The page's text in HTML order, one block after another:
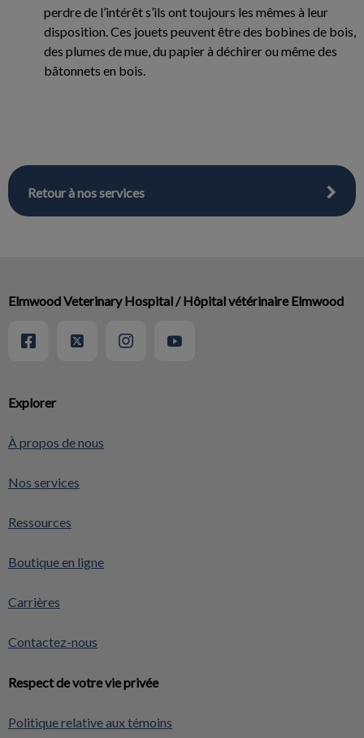
perdre de l’intérêt s’ils ont toujours les mêmes à leur
disposition. Ces jouets peuvent être des bobines de bois,
des plumes de mue, du papier à déchirer ou même des
bâtonnets en bois.
Retour à nos services
Explorer
À propos de nous
Nos services
Ressources
Boutique en ligne
Carrières
Contactez-nous
Respect de votre vie privée
Politique relative aux témoins
Elmwood Veterinary Hospital / Hôpital vétérinaire Elmwood